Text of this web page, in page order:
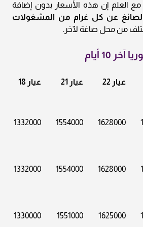
مع العلم إن هذه الأسعار بدون إضافة
الصائغ عن كل غرام من المشغولات
من محل صاغة لآخر.
10 أيام
عيار 22 عيار 21 عيار 18
1628000
1554000
1332000
1628000
1554000
1332000
1625000
1551000
1330000